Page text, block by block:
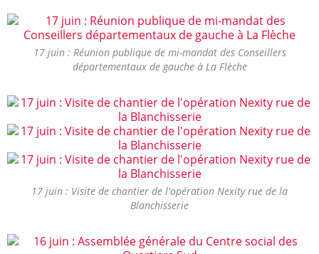
17 juin : Réunion publique de mi-mandat des Conseillers
départementaux de gauche à La Flèche
17 juin : Visite de chantier de l'opération Nexity rue de la
Blanchisserie